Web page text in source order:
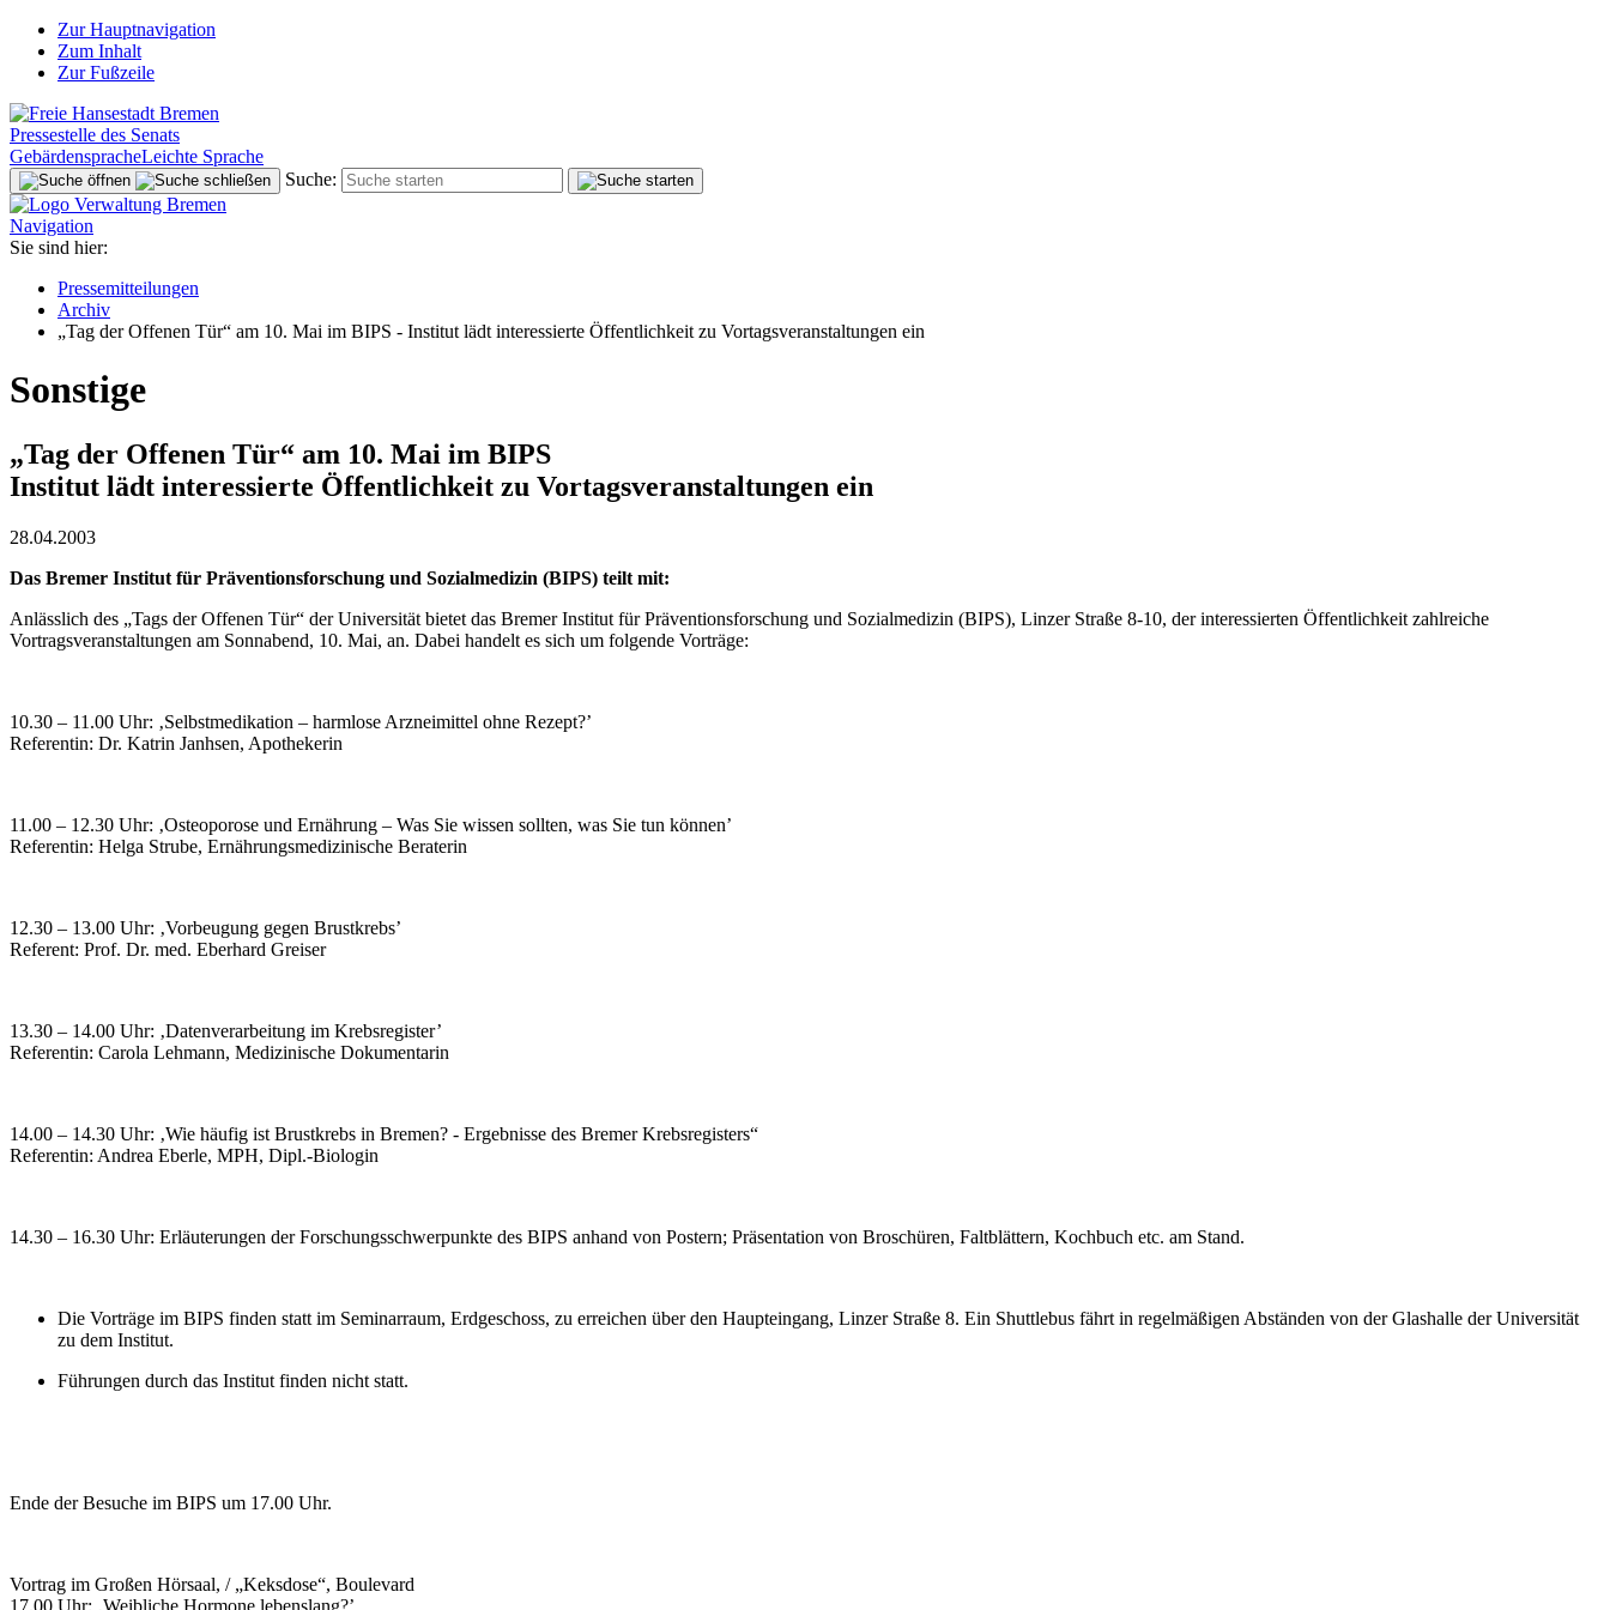
Zur Hauptnavigation
Zum Inhalt
Zur Fußzeile
Pressestelle des Senats
GebärdenspracheLeichte Sprache
Suche:
Navigation
Sie sind hier:
Pressemitteilungen
Archiv
„Tag der Offenen Tür“ am 10. Mai im BIPS - Institut lädt interessierte Öffentlichkeit zu Vortagsveranstaltungen ein
Sonstige
„Tag der Offenen Tür“ am 10. Mai im BIPS
Institut lädt interessierte Öffentlichkeit zu Vortagsveranstaltungen ein
28.04.2003
Das Bremer Institut für Präventionsforschung und Sozialmedizin (BIPS) teilt mit:
Anlässlich des „Tags der Offenen Tür“ der Universität bietet das Bremer Institut für Präventionsforschung und Sozialmedizin (BIPS), Linzer Straße 8-10, der interessierten Öffentlichkeit zahlreiche
Vortragsveranstaltungen am Sonnabend, 10. Mai, an. Dabei handelt es sich um folgende Vorträge:
10.30 – 11.00 Uhr: ‚Selbstmedikation – harmlose Arzneimittel ohne Rezept?’
Referentin: Dr. Katrin Janhsen, Apothekerin
11.00 – 12.30 Uhr: ‚Osteoporose und Ernährung – Was Sie wissen sollten, was Sie tun können’
Referentin: Helga Strube, Ernährungsmedizinische Beraterin
12.30 – 13.00 Uhr: ‚Vorbeugung gegen Brustkrebs’
Referent: Prof. Dr. med. Eberhard Greiser
13.30 – 14.00 Uhr: ‚Datenverarbeitung im Krebsregister’
Referentin: Carola Lehmann, Medizinische Dokumentarin
14.00 – 14.30 Uhr: ‚Wie häufig ist Brustkrebs in Bremen? - Ergebnisse des Bremer Krebsregisters“
Referentin: Andrea Eberle, MPH, Dipl.-Biologin
14.30 – 16.30 Uhr: Erläuterungen der Forschungsschwerpunkte des BIPS anhand von Postern; Präsentation von Broschüren, Faltblättern, Kochbuch etc. am Stand.
Die Vorträge im BIPS finden statt im Seminarraum, Erdgeschoss, zu erreichen über den Haupteingang, Linzer Straße 8. Ein Shuttlebus fährt in regelmäßigen Abständen von der Glashalle der Universität
zu dem Institut.
Führungen durch das Institut finden nicht statt.
Ende der Besuche im BIPS um 17.00 Uhr.
Vortrag im Großen Hörsaal, / „Keksdose“, Boulevard
17.00 Uhr: ‚Weibliche Hormone lebenslang?’